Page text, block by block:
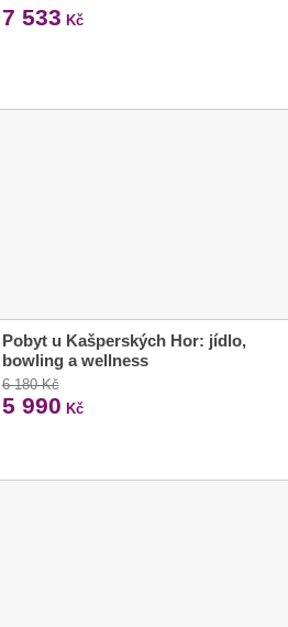
7 533 Kč
Pobyt u Kašperských Hor: jídlo,
bowling a wellness
6 180 Kč
5 990 Kč